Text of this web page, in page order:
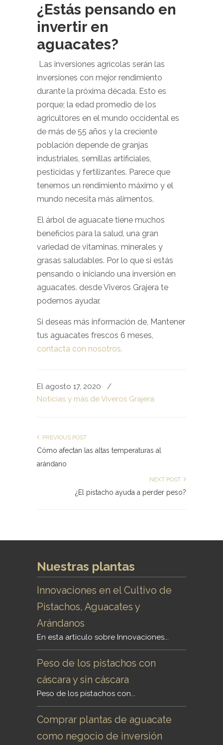
¿Estás pensando en
invertir en
aguacates?
Las inversiones agrícolas serán las
inversiones con mejor rendimiento
durante la próxima década. Esto es
porque; la edad promedio de los
agricultores en el mundo occidental es
de más de 55 años y la creciente
población depende de granjas
industriales, semillas artificiales,
pesticidas y fertilizantes. Parece que
tenemos un rendimiento máximo y el
mundo necesita más alimentos.
El árbol de aguacate tiene muchos
beneficios para la salud, una gran
variedad de vitaminas, minerales y
grasas saludables. Por lo que si estás
pensando o iniciando una inversión en
aguacates. desde Viveros Grajera te
podemos ayudar.
Si deseas más información de, Mantener
tus aguacates frescos 6 meses,
contacta con nosotros.
El agosto 17, 2020
/
Noticias y más de Viveros Grajera
PREVIOUS POST
Cómo afectan las altas temperaturas al
arándano
NEXT POST
¿El pistacho ayuda a perder peso?
Nuestras plantas
Innovaciones en el Cultivo de
Pistachos, Aguacates y
Arándanos
En esta artículo sobre Innovaciones...
Peso de los pistachos con
cáscara y sin cáscara
Peso de los pistachos con...
Comprar plantas de aguacate
como negocio de inversión